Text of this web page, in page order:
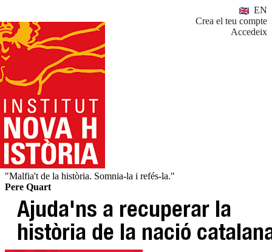
EN
Crea el teu compte
Accedeix
"Malfia't de la història. Somnia-la i refés-la."
Pere Quart